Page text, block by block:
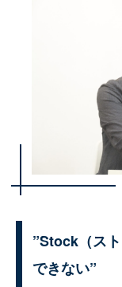
”Stock（ス
できない”